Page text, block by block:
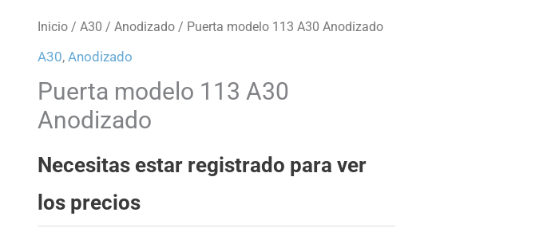
Inicio/ A30 / Anodizado/ Puerta modelo 113 A30 Anodizado
A30, Anodizado
Puerta modelo 113 A30
Anodizado
Necesitas estar registrado para ver
los precios